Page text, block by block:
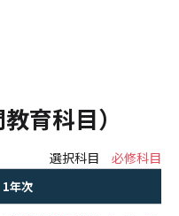
育科目）
選択科目 必修科目
1年次